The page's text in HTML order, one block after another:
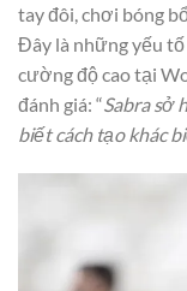
tay đôi, chơi bóng
Đây là những yếu
cường độ cao tại
đánh giá: “ Sabra sở
biết cách tạo khác